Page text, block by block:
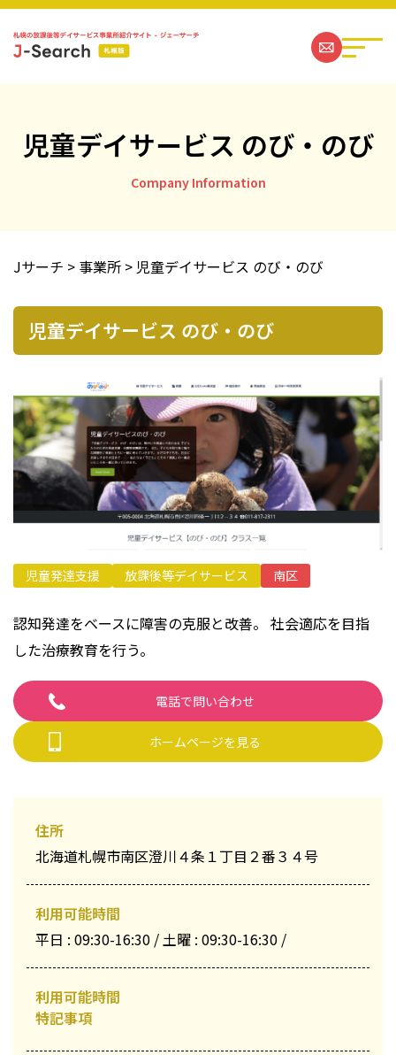
札幌の放課後等デイサービス事業所一覧
運営社情報
プライバシーポリシー
児童デイサービス のび・のび
Company Information
Jサーチ > 事業所 > 児童デイサービス のび・のび
児童デイサービス のび・のび
児童発達支援 放課後等デイサービス 南区
認知発達をベースに障害の克服と改善。 社会適応を目指
した治療教育を行う。
電話で問い合わせ
ホームページを見る
住所
北海道札幌市南区澄川４条１丁目２番３４号
利用可能時間
平日 : 09:30-16:30 / 土曜 : 09:30-16:30 /
利用可能時間
特記事項